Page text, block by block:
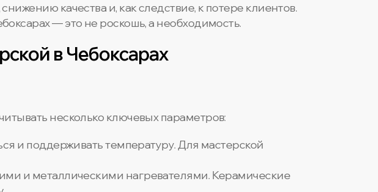
качества и, как следствие, к потере клиентов.
— это не роскошь, а необходимость.
в Чебоксарах
несколько ключевых параметров:
и поддерживать температуру. Для мастерской
и металлическими нагревателями. Керамические